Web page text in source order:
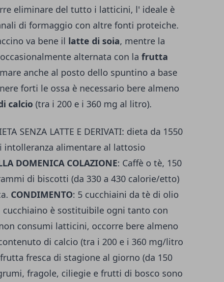
eliminare del tutto i latticini, l' ideale è
di formaggio con altre fonti proteiche.
va bene il latte di soia, mentre la
alter­nata con la frutta
anche al posto dello spuntino a base
forti le ossa è necessario bere almeno
calcio (tra i 200 e i 360 mg al litro).
SENZA LATTE E DERIVATI: dieta da 1550
intolleranza alimentare al lattosio
DOMENICA COLAZIONE: Caffè o tè, 150
di biscotti (da 330 a 430 calorie/etto)
CONDIMENTO: 5 cucchiaini da tè di olio
è sostituibile ogni tanto con
consumi latticini, occorre bere almeno
di calcio (tra i 200 e i 360 mg/litro
fresca di stagione al giorno (da 150
fragole, ciliegie e frutti di bosco sono